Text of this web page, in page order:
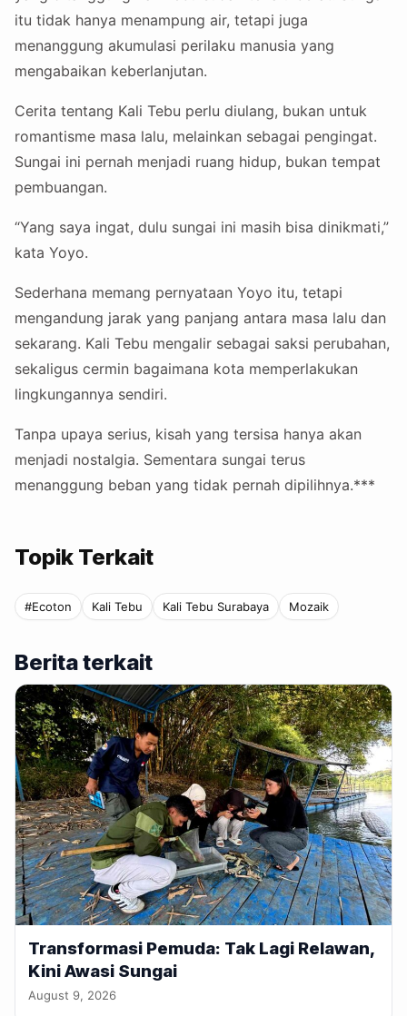
itu tidak hanya menampung air, tetapi juga
menanggung akumulasi perilaku manusia yang
mengabaikan keberlanjutan.
Cerita tentang Kali Tebu perlu diulang, bukan untuk
romantisme masa lalu, melainkan sebagai pengingat.
Sungai ini pernah menjadi ruang hidup, bukan tempat
pembuangan.
“Yang saya ingat, dulu sungai ini masih bisa dinikmati,”
kata Yoyo.
Sederhana memang pernyataan Yoyo itu, tetapi
mengandung jarak yang panjang antara masa lalu dan
sekarang. Kali Tebu mengalir sebagai saksi perubahan,
sekaligus cermin bagaimana kota memperlakukan
lingkungannya sendiri.
Tanpa upaya serius, kisah yang tersisa hanya akan
menjadi nostalgia. Sementara sungai terus
menanggung beban yang tidak pernah dipilihnya.***
Topik Terkait
#Ecoton Kali Tebu Kali Tebu Surabaya Mozaik
Berita terkait
Transformasi Pemuda: Tak Lagi Relawan,
Kini Awasi Sungai
August 9, 2026